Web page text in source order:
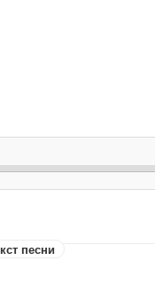
песни